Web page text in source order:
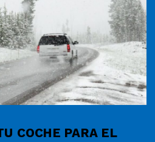
COCHE PARA EL